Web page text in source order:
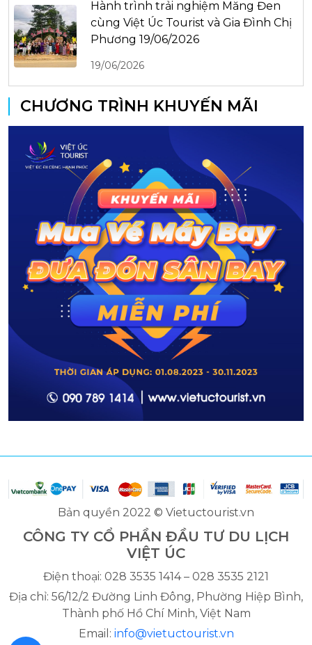
Hành trình trải nghiệm Măng Đen
cùng Việt Úc Tourist và Gia Đình Chị
Phương 19/06/2026
19/06/2026
CHƯƠNG TRÌNH KHUYẾN MÃI
Bản quyền 2022 © Vietuctourist.vn
CÔNG TY CỔ PHẦN ĐẦU TƯ DU LỊCH
VIỆT ÚC
Điện thoại: 028 3535 1414 – 028 3535 2121
Địa chỉ: 56/12/2 Đường Linh Đông, Phường Hiệp Bình,
Thành phố Hồ Chí Minh, Việt Nam
Email: info@vietuctourist.vn